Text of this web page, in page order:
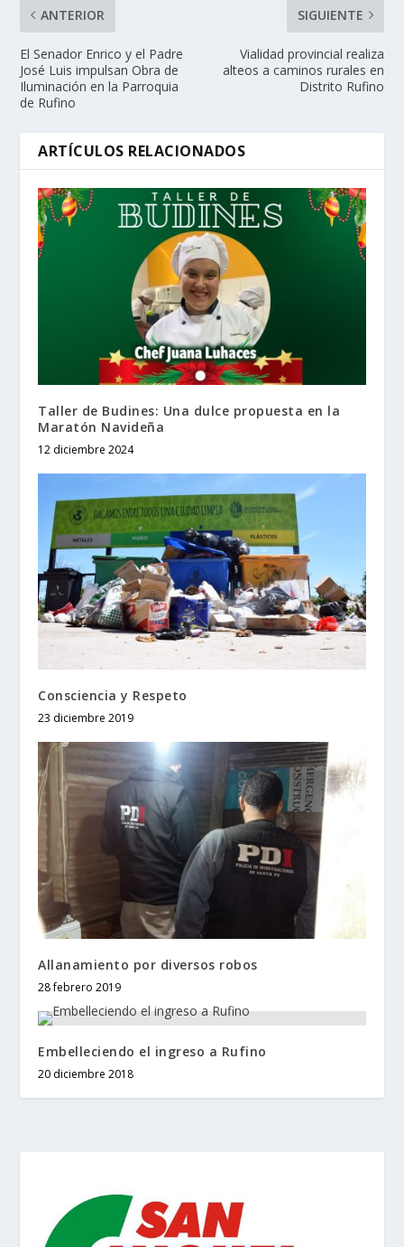
ANTERIOR
El Senador Enrico y el Padre
José Luis impulsan Obra de
Iluminación en la Parroquia
de Rufino
SIGUIENTE
Vialidad provincial realiza
alteos a caminos rurales en
Distrito Rufino
ARTÍCULOS RELACIONADOS
Taller de Budines: Una dulce propuesta en la
Maratón Navideña
12 diciembre 2024
Consciencia y Respeto
23 diciembre 2019
Allanamiento por diversos robos
28 febrero 2019
Embelleciendo el ingreso a Rufino
20 diciembre 2018